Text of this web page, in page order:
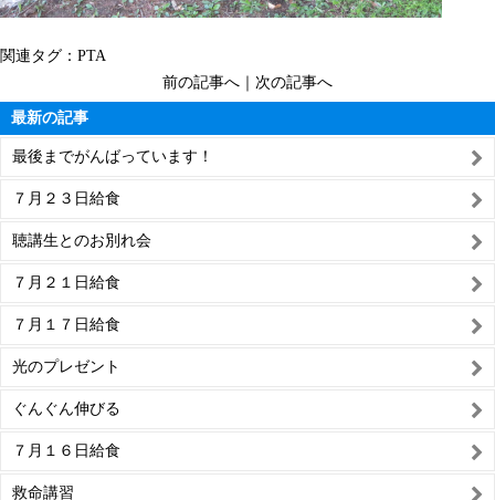
関連タグ： PTA
前の記事へ
次の記事へ
最新の記事
最後までがんばっています！
７月２３日給食
聴講生とのお別れ会
７月２１日給食
７月１７日給食
光のプレゼント
ぐんぐん伸びる
７月１６日給食
救命講習